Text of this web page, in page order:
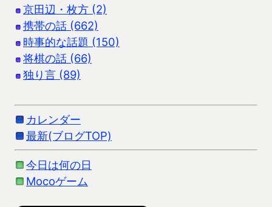
京田辺・枚方 (2)
携帯の話 (662)
時事的な話題 (150)
将棋の話 (66)
独り言 (89)
カレンダー
最新(ブログTOP)
今日は何の日
Mocoゲーム